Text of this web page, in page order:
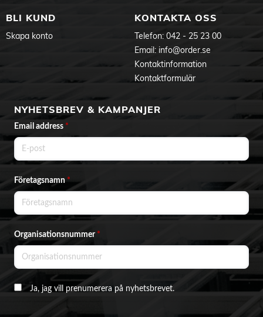
BLI KUND
Skapa konto
KONTAKTA OSS
Telefon: 042 - 25 23 00
Email: info@order.se
Kontaktinformation
Kontaktformulär
NYHETSBREV & KAMPANJER
Email address *
Företagsnamn*
Organisationsnummer *
Ja, jag vill prenumerera på nyhetsbrevet.